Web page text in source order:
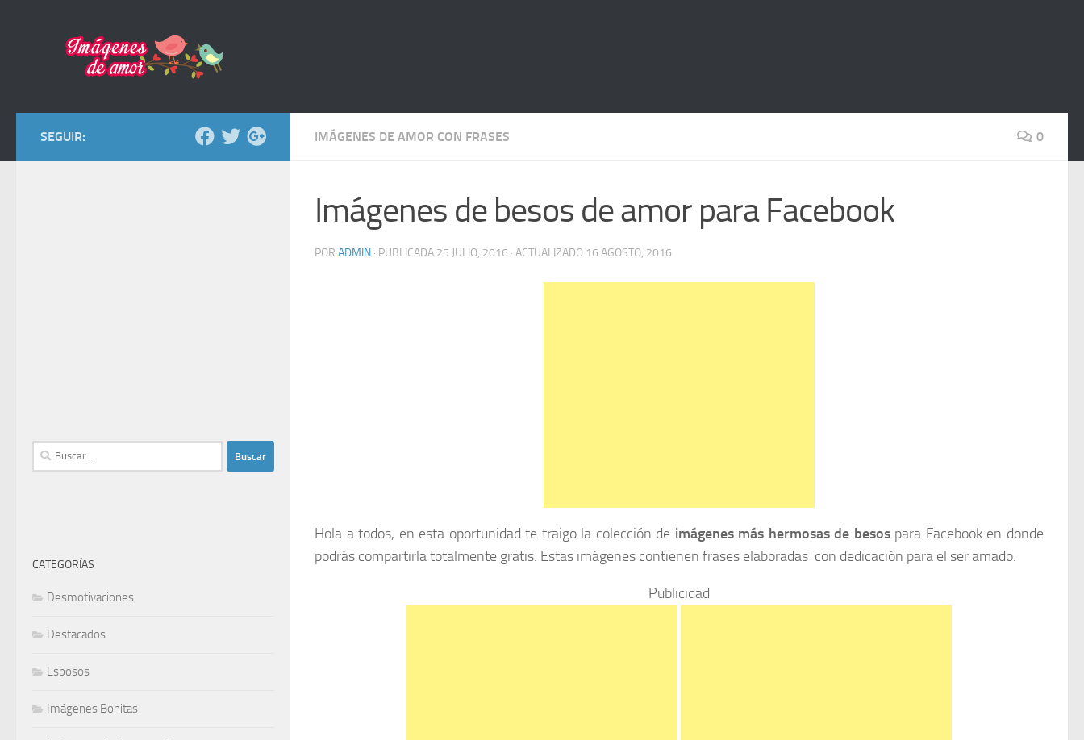
IMÁGENES DE AMOR CON FRASES 0
Imágenes de besos de amor para Facebook
POR ADMIN · PUBLICADA 25 JULIO, 2016 · ACTUALIZADO 16 AGOSTO, 2016
Hola a todos, en esta oportunidad te traigo la colección de imágenes más hermosas de besos para Facebook en donde
podrás compartirla totalmente gratis. Estas imágenes contienen frases elaboradas con dedicación para el ser amado.
Publicidad
SEGUIR:
Buscar:
CATEGORÍAS
Desmotivaciones
Destacados
Esposos
Imágenes Bonitas